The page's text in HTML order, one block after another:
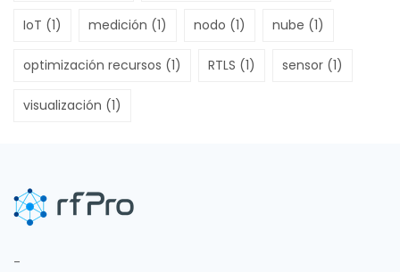
IoT (1) medición (1) nodo (1) nube (1)
optimización recursos (1) RTLS (1) sensor (1)
visualización (1)
-